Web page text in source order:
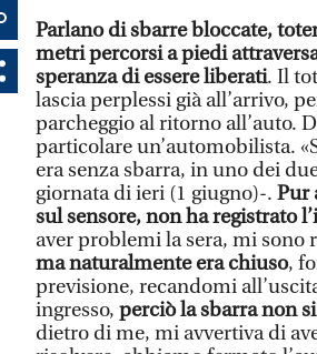
Parlano di sbarre bloccate,
metri percorsi a piedi
speranza di essere liberati. Il
lascia perplessi già all’arrivo,
parcheggio al ritorno all’auto.
particolare un’automobilista.
era senza sbarra, in uno dei
giornata di ieri (1 giugno)-. Pur
sul sensore, non ha registrato
aver problemi la sera, mi sono
ma naturalmente era chiuso,
previsione, recandomi
ingresso, perciò la sbarra non
dietro di me, mi avvertiva di